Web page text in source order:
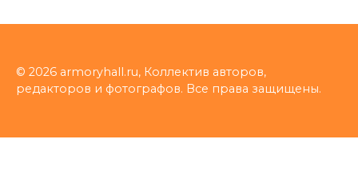
© 2026 armoryhall.ru, Коллектив авторов,
редакторов и фотографов. Все права защищены.